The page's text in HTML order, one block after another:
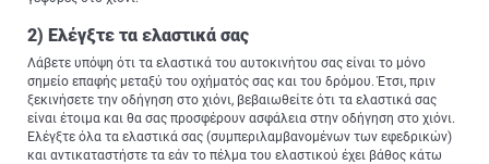
2) Ελέγξτε τα ελαστικά σας
Λάβετε υπόψη ότι τα ελαστικά του αυτοκινήτου σας είναι το μόνο
σημείο επαφής μεταξύ του οχήματός σας και του δρόμου. Έτσι, πριν
ξεκινήσετε την οδήγηση στο χιόνι, βεβαιωθείτε ότι τα ελαστικά σας
είναι έτοιμα και θα σας προσφέρουν ασφάλεια στην οδήγηση στο χιόνι.
Ελέγξτε όλα τα ελαστικά σας (συμπεριλαμβανομένων των εφεδρικών)
και αντικαταστήστε τα εάν το πέλμα του ελαστικού έχει βάθος κάτω